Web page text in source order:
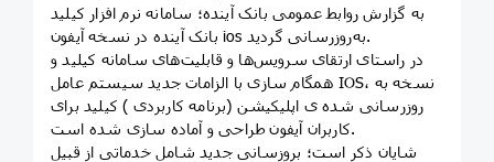
به گزارش روابط عمومی بانک آینده؛ سامانه نرم افزار کیلید
بانک آینده در نسخه آیفون ios به‌روزرسانی گردید.
در راستای ارتقای سرویس‌ها و قابلیت‌های سامانه کیلید و
همگام سازی با الزامات جدید سیستم عامل IOS، نسخه به
روزرسانی شده ی اپلیکیشن (برنامه کاربردی ) کیلید برای
کاربران آیفون طراحی و آماده سازی شده است.
شایان ذکر است؛ بروزسانی جدید شامل خدماتی از قبیل